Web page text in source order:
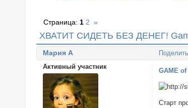
ХВАТИТ СИДЕТЬ БЕЗ ДЕНЕГ!
Страница: 1 2 »
Мария А
Активный участник
GAME of
Старт